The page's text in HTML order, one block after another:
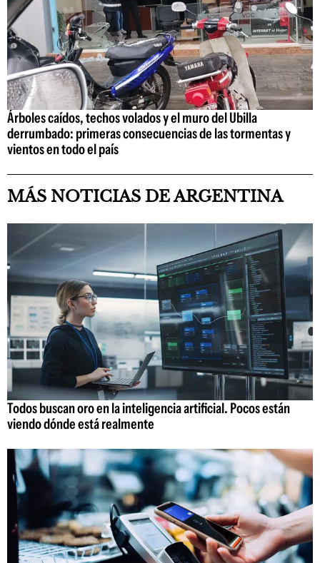
Árboles caídos, techos volados y el muro del Ubilla
derrumbado: primeras consecuencias de las tormentas y
vientos en todo el país
MÁS NOTICIAS DE ARGENTINA
Todos buscan oro en la inteligencia artificial. Pocos están
viendo dónde está realmente